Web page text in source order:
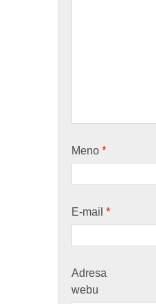
Meno*
E-mail*
Adresa
webu